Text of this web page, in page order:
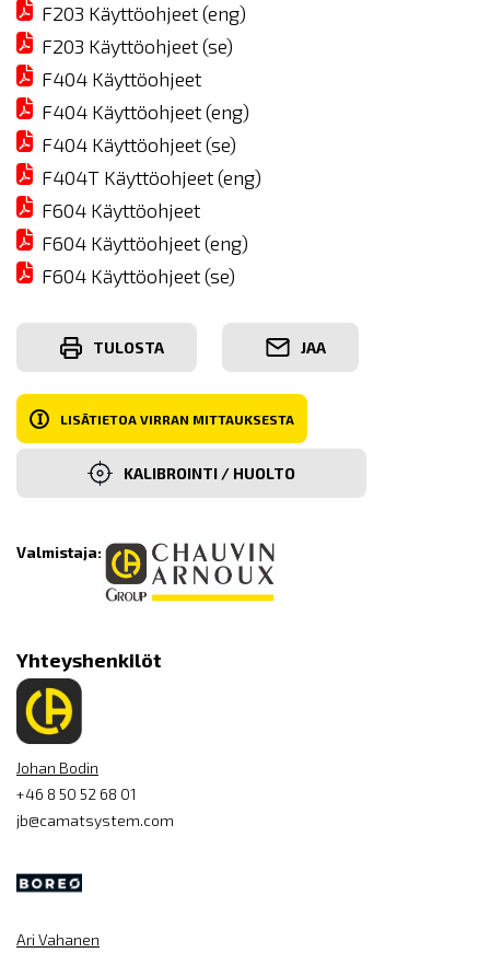
F203 Käyttöohjeet (eng)
F203 Käyttöohjeet (se)
F404 Käyttöohjeet
F404 Käyttöohjeet (eng)
F404 Käyttöohjeet (se)
F404T Käyttöohjeet (eng)
F604 Käyttöohjeet
F604 Käyttöohjeet (eng)
F604 Käyttöohjeet (se)
TULOSTA JAA
I LISÄTIETOA VIRRAN MITTAUKSESTA
KALIBROINTI / HUOLTO
Valmistaja:
Yhteyshenkilöt
Johan Bodin
+46 8 50 52 68 01
jb@camatsystem.com
Ari Vahanen